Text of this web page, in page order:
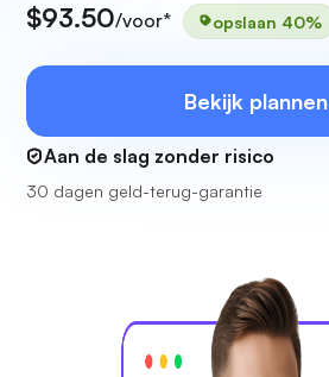
$93.50/voor* opslaan 40%
Bekijk plannen
Aan de slag zonder risico
30 dagen geld-terug-garantie